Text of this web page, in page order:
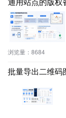
浏览量： 8684
批量导出二维码